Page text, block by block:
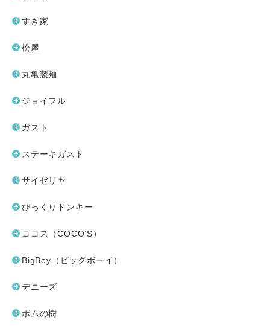
すき家
松屋
丸亀製麺
ジョイフル
ガスト
ステーキガスト
サイゼリヤ
びっくりドンキー
ココス（COCO'S）
BigBoy（ビッグボーイ）
デニーズ
ポムの樹